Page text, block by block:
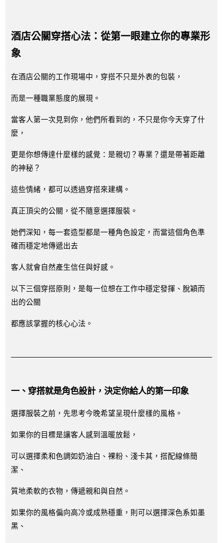
酒店公關穿搭心法：從第一眼建立你的專業形
象
在酒店公關的工作現場中，穿搭不只是外表的包裝，
而是一種職業態度的展現。
當客人第一次見到你，他們所看到的，不只是你今天穿了什
麼，
更是你想傳達什麼樣的感覺：是親切？專業？還是帶著距離
的神秘？
這些情緒，都可以透過穿搭來建構。
真正頂尖的公關，從不隨意選擇服裝。
她們深知，每一套造型都是一種角色設定，而當這個角色準
確而穩定地傳遞出去
客人就會自然產生信任與好感。
以下三個穿搭原則，是每一位想在工作中穩定發揮、脫穎而
出的公關
都應該掌握的核心心法。
一、穿搭就是角色設計，決定你給人的第一印象
選擇服裝之前，先思考今晚希望呈現什麼樣的風格。
如果你的目標是讓客人感到溫暖放鬆，
可以選擇柔和色調如奶油白、裸粉、淺卡其，搭配線條簡
潔、
質地柔軟的衣物，傳遞親和與自然。
如果你的風格偏向高冷或成熟穩重，則可以選擇深色系如墨
黑、